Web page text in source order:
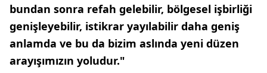
bundan sonra refah gelebilir, bölgesel işbirliği
genişleyebilir, istikrar yayılabilir daha geniş
anlamda ve bu da bizim aslında yeni düzen
arayışımızın yoludur."